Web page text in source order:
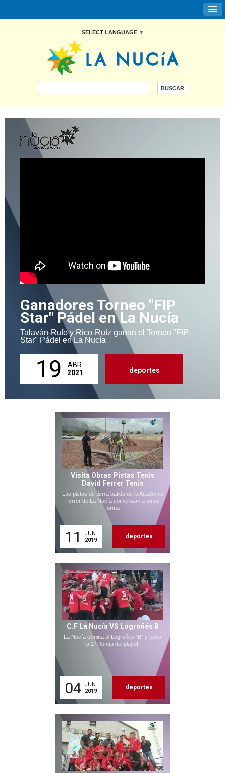
SELECT LANGUAGE ▼
Ganadores Torneo "FIP
Star" Pádel en La Nucía
Talaván-Rufo y Rico-Ruíz ganan el Torneo "FIP
Star" Pádel en La Nucía
19
ABR.
2021
deportes
Visita Obras Pistas Tenis
David Ferrer Tenis
Las pistas de tierra batida de la Academia
Ferrer de La Nucía comienzan a tomar
forma
11
JUN.
2019
deportes
C.F La Nucía VS Logroñés B
La Nucía elimina al Logroñes "B" y pasa
la 2ª Ronda del playoff
04 JUN.
2019
deportes